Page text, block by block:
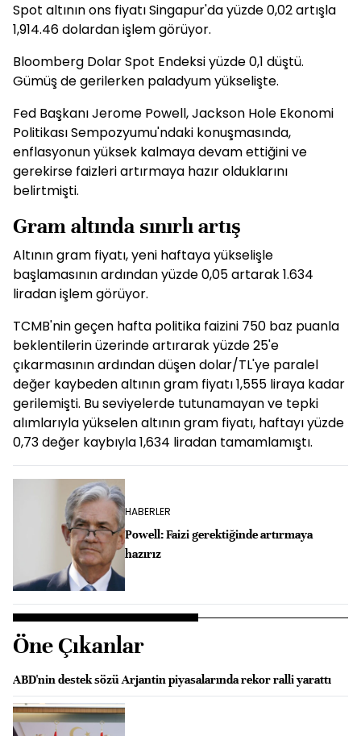
Spot altının ons fiyatı Singapur'da yüzde 0,02 artışla
1,914.46 dolardan işlem görüyor.
Bloomberg Dolar Spot Endeksi yüzde 0,1 düştü.
Gümüş de gerilerken paladyum yükselişte.
Fed Başkanı Jerome Powell, Jackson Hole Ekonomi
Politikası Sempozyumu'ndaki konuşmasında,
enflasyonun yüksek kalmaya devam ettiğini ve
gerekirse faizleri artırmaya hazır olduklarını
belirtmişti.
Gram altında sınırlı artış
Altının gram fiyatı, yeni haftaya yükselişle
başlamasının ardından yüzde 0,05 artarak 1.634
liradan işlem görüyor.
TCMB'nin geçen hafta politika faizini 750 baz puanla
beklentilerin üzerinde artırarak yüzde 25'e
çıkarmasının ardından düşen dolar/TL'ye paralel
değer kaybeden altının gram fiyatı 1,555 liraya kadar
gerilemişti. Bu seviyelerde tutunamayan ve tepki
alımlarıyla yükselen altının gram fiyatı, haftayı yüzde
0,73 değer kaybıyla 1,634 liradan tamamlamıştı.
HABERLER
Powell: Faizi gerektiğinde artırmaya
hazırız
Öne Çıkanlar
ABD'nin destek sözü Arjantin piyasalarında rekor ralli yarattı